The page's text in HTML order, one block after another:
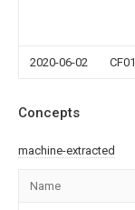
2020-06-02 CF01
Concepts
machine-extracted
Name